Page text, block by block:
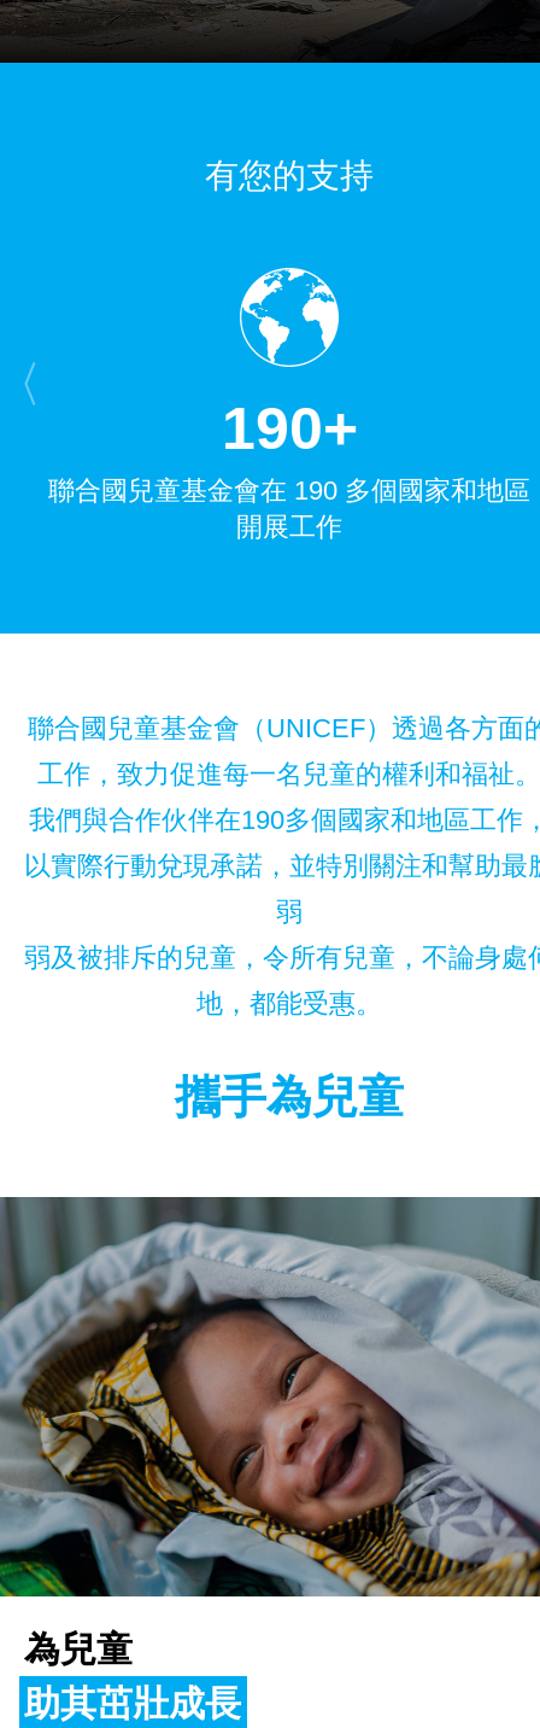
有您的支持
190+
聯合國兒童基金會在 190 多個國家和地區
開展工作
聯合國兒童基金會（UNICEF）透過各方面
工作，致力促進每一名兒童的權利和福祉。
我們與合作伙伴在190多個國家和地區工作
以實際行動兌現承諾，並特別關注和幫助最
弱
弱及被排斥的兒童，令所有兒童，不論身處
地，都能受惠。
攜手為兒童
為兒童
助其茁壯成長